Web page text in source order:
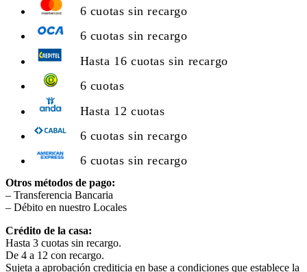
6 cuotas sin recargo
6 cuotas sin recargo
Hasta 16 cuotas sin recargo
6 cuotas
Hasta 12 cuotas
6 cuotas sin recargo
6 cuotas sin recargo
Otros métodos de pago:
– Transferencia Bancaria
– Débito en nuestro Locales
Crédito de la casa:
Hasta 3 cuotas sin recargo.
De 4 a 12 con recargo.
Sujeta a aprobación crediticia en base a condiciones que establece la